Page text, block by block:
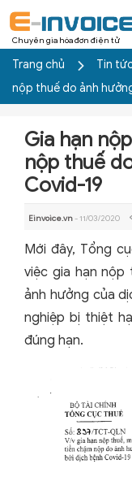
Chuyên gia hóa đơn điện tử
Trang chủ Tin
nộp thuế do ảnh
Gia hạn
nộp thuế
Covid-19
Einvoice.vn- 11/03/2020
Mới đây, Tổng
việc gia hạn nộp
ảnh hưởng của
nghiệp bị thiệt
đúng hạn.